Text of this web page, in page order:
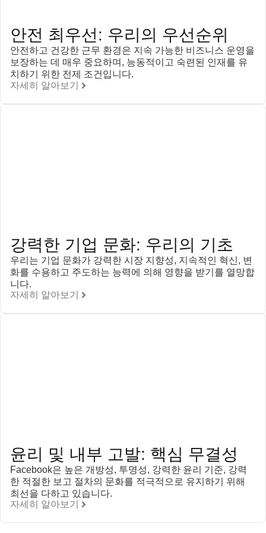
안전 최우선: 우리의 우선순위
안전하고 건강한 근무 환경은 지속 가능한 비즈니스 운영을
보장하는 데 매우 중요하며, 능동적이고 숙련된 인재를 유
치하기 위한 전제 조건입니다.
자세히 알아보기
강력한 기업 문화: 우리의 기초
우리는 기업 문화가 강력한 시장 지향성, 지속적인 혁신, 변
화를 수용하고 주도하는 능력에 의해 영향을 받기를 열망합
니다.
자세히 알아보기
윤리 및 내부 고발: 핵심 무결성
Facebook은 높은 개방성, 투명성, 강력한 윤리 기준, 강력
한 적절한 보고 절차의 문화를 적극적으로 유지하기 위해
최선을 다하고 있습니다.
자세히 알아보기